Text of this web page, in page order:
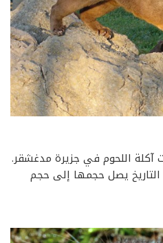
آكلة اللحوم في جزيرة مدغشقر.
التاريخ يصل حجمها إلى حجم